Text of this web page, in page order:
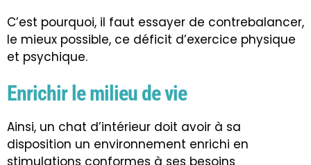
C’est pourquoi, il faut essayer de contrebalancer,
le mieux possible, ce déficit d’exercice physique
et psychique.
Enrichir le milieu de vie
Ainsi, un chat d’intérieur doit avoir à sa
disposition un environnement enrichi en
stimulations conformes à ses besoins